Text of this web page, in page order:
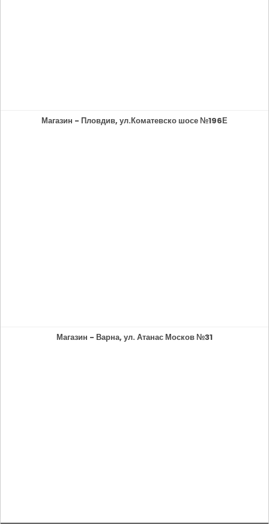
Магазин - Пловдив, ул.Коматевско шосе №196Е
Магазин - Варна, ул. Атанас Москов №31